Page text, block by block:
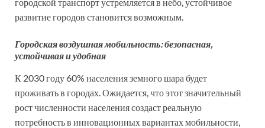
городской транспорт устремляется в небо, устойчивое
развитие городов становится возможным.
Городская воздушная мобильность: безопасная,
устойчивая и удобная
К 2030 году 60% населения земного шара будет
проживать в городах. Ожидается, что этот значительный
рост численности населения создаст реальную
потребность в инновационных вариантах мобильности,